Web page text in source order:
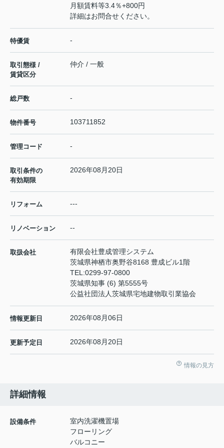
月額賃料等3.4％+800円
詳細はお問合せください。
特優賃 -
取引態様 /
賃貸区分
仲介 / 一般
総戸数 -
物件番号 103711852
管理コード -
取引条件の
有効期限
2026年08月20日
リフォーム ---
リノベーション --
取扱会社
有限会社豊成管理システム
茨城県神栖市奥野谷8168 豊成ビル1階
TEL:0299-97-0800
茨城県知事 (6) 第5555号
公益社団法人茨城県宅地建物取引業協会
情報更新日 2026年08月06日
更新予定日 2026年08月20日
情報の見方
詳細情報
設備条件
室内洗濯機置場
フローリング
バルコニー